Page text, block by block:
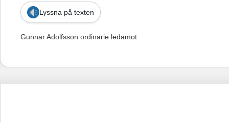
Lyssna på texten
Gunnar Adolfsson ordinarie ledamot